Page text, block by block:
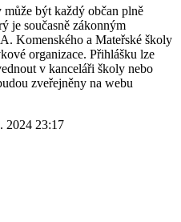
být každý občan plně
je současně zákonným
Komenského a Mateřské školy
organizace. Přihlášku lze
v kanceláři školy nebo
zveřejněny na webu
2024 23:17